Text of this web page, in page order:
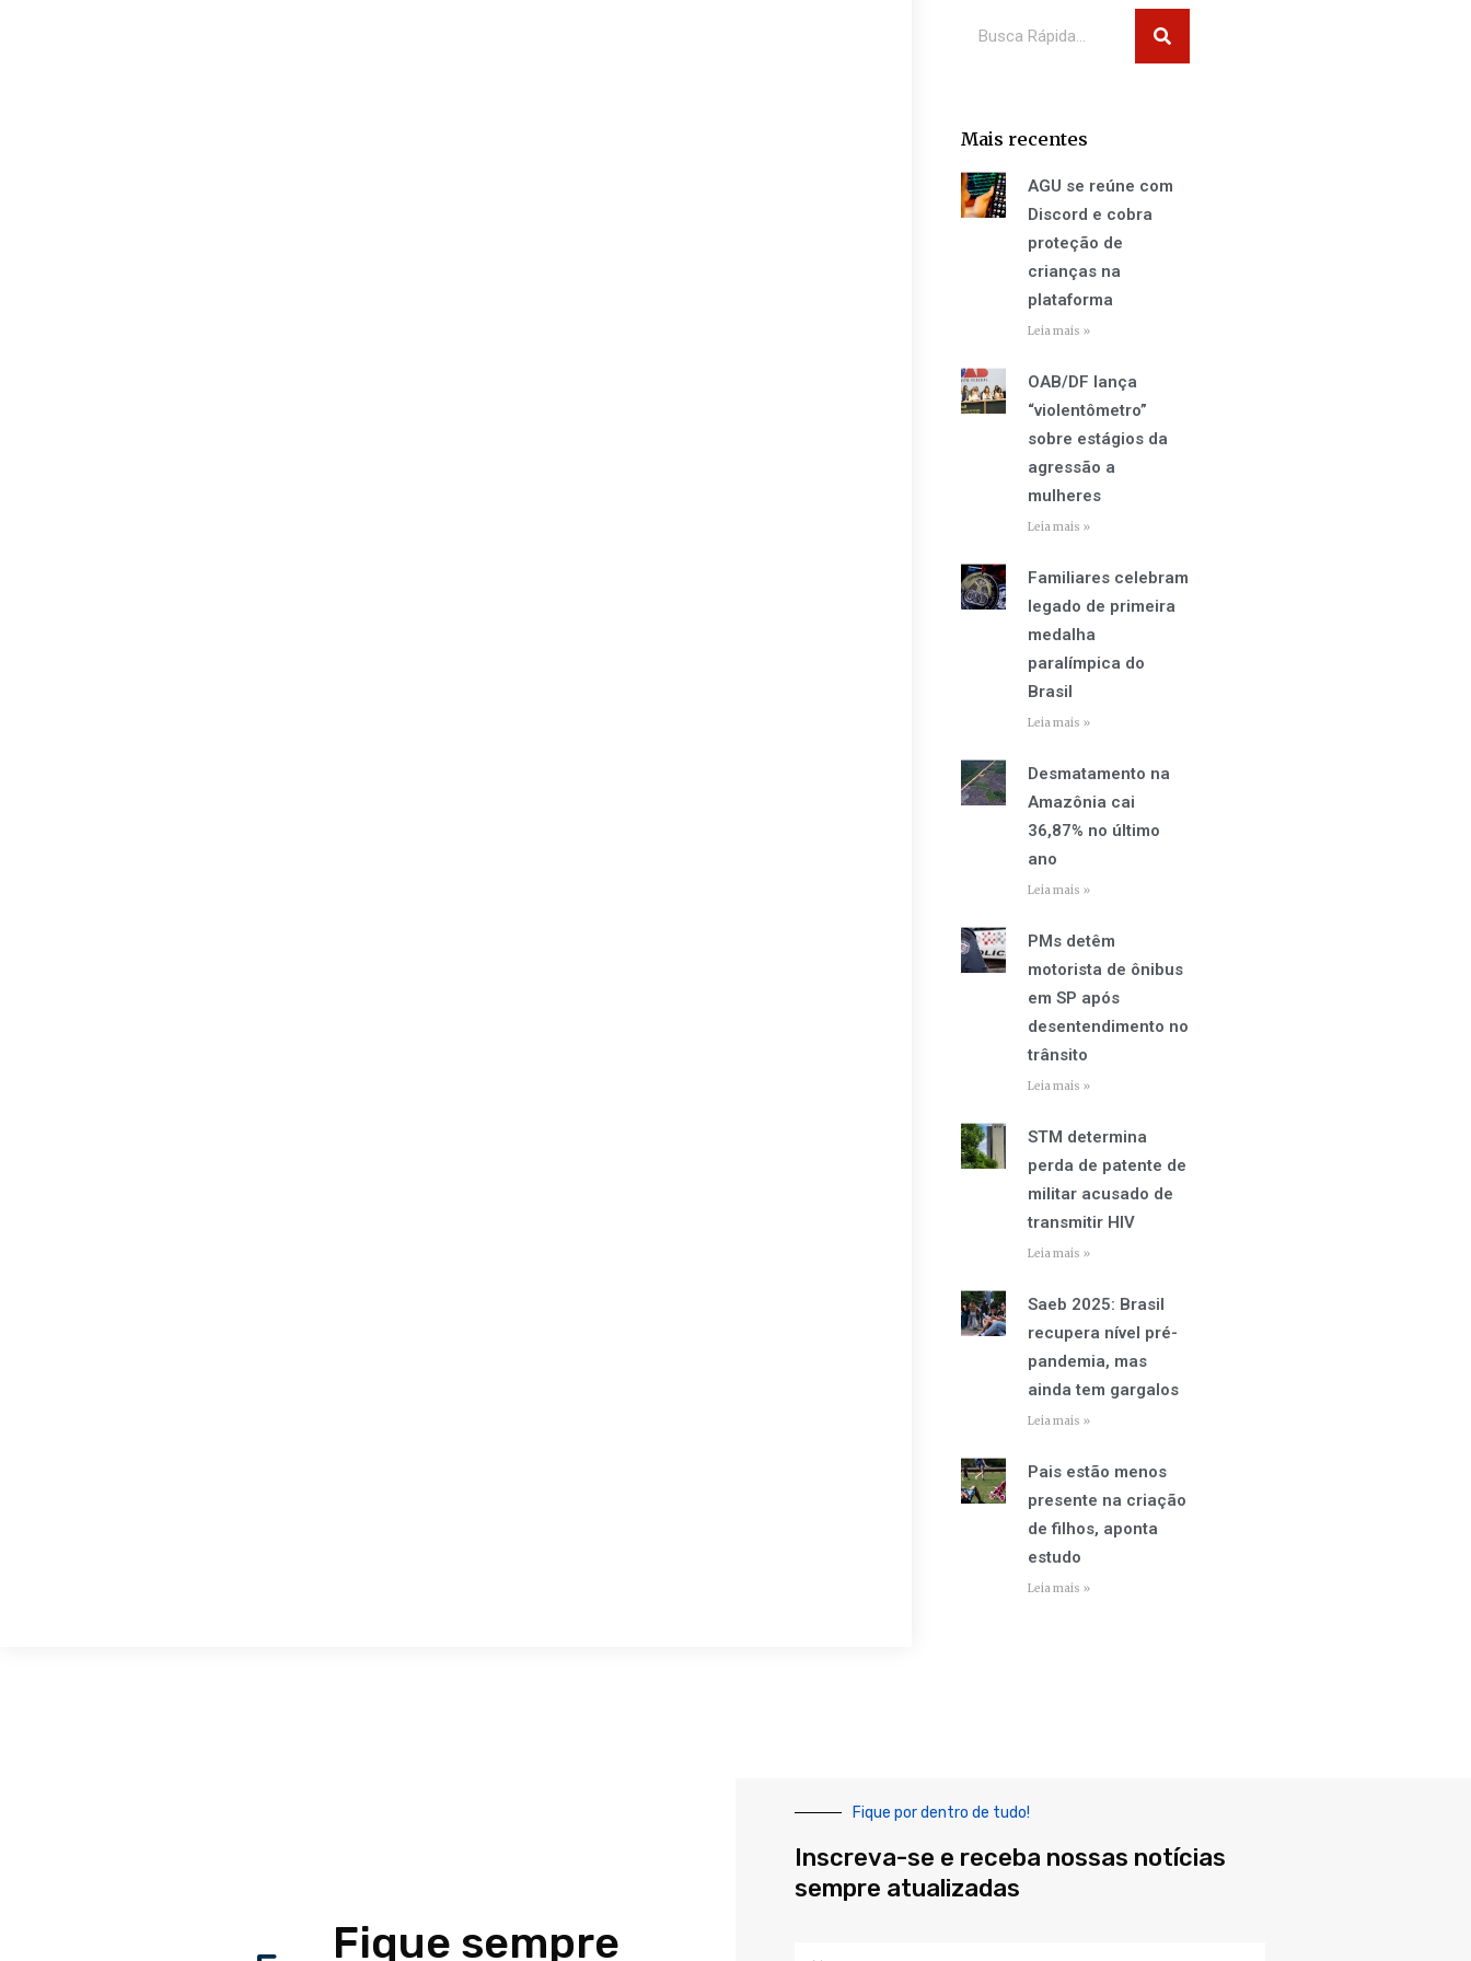
Mais recentes
AGU se reúne com
Discord e cobra
proteção de
crianças na
plataforma
Leia mais »
OAB/DF lança
“violentômetro”
sobre estágios da
agressão a
mulheres
Leia mais »
Familiares celebram
legado de primeira
medalha
paralímpica do
Brasil
Leia mais »
Desmatamento na
Amazônia cai
36,87% no último
ano
Leia mais »
PMs detêm
motorista de ônibus
em SP após
desentendimento no
trânsito
Leia mais »
STM determina
perda de patente de
militar acusado de
transmitir HIV
Leia mais »
Saeb 2025: Brasil
recupera nível pré-
pandemia, mas
ainda tem gargalos
Leia mais »
Pais estão menos
presente na criação
de filhos, aponta
estudo
Leia mais »
Fique sempre
Fique por dentro de tudo!
Inscreva-se e receba nossas notícias
sempre atualizadas